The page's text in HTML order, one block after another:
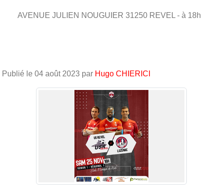
AVENUE JULIEN NOUGUIER 31250 REVEL - à 18h
Publié le 04 août 2023 par Hugo CHIERICI